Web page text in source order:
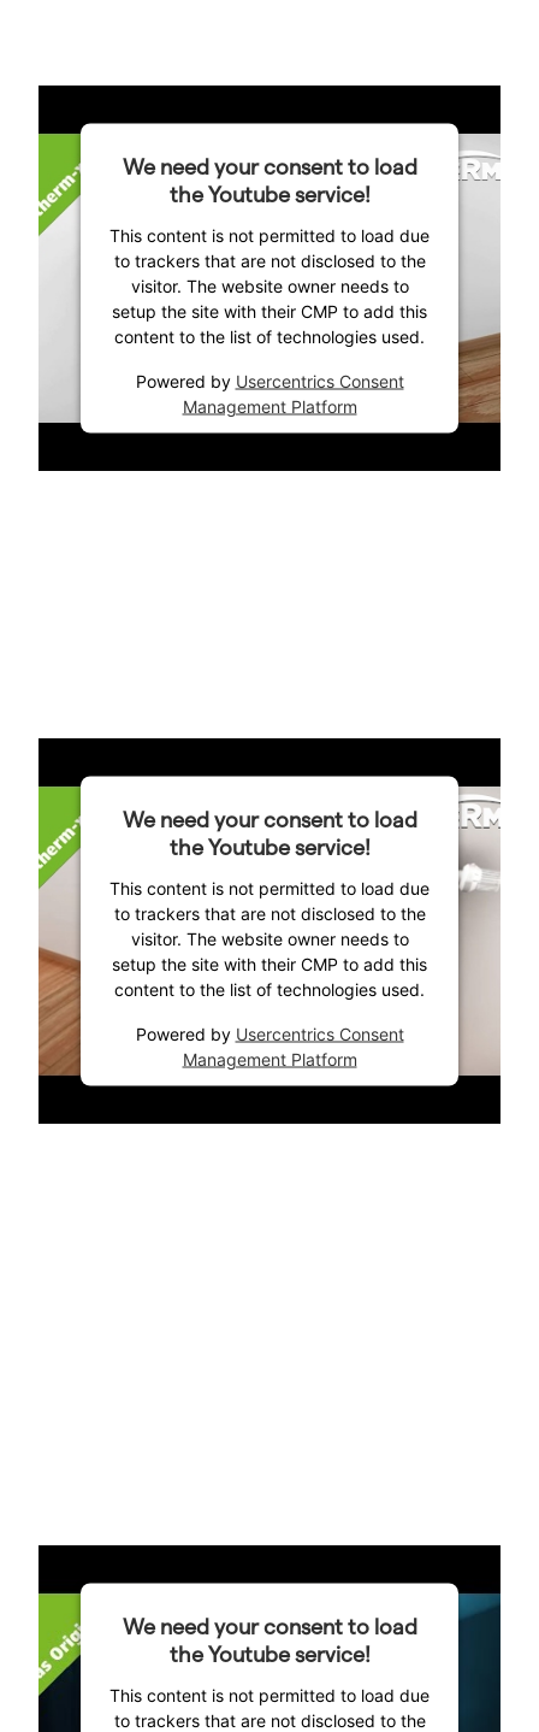
We need your consent to load
the Youtube service!
This content is not permitted to load due
to trackers that are not disclosed to the
visitor. The website owner needs to
setup the site with their CMP to add this
content to the list of technologies used.
Powered by Usercentrics Consent
Management Platform
We need your consent to load
the Youtube service!
This content is not permitted to load due
to trackers that are not disclosed to the
visitor. The website owner needs to
setup the site with their CMP to add this
content to the list of technologies used.
Powered by Usercentrics Consent
Management Platform
We need your consent to load
the Youtube service!
This content is not permitted to load due
to trackers that are not disclosed to the